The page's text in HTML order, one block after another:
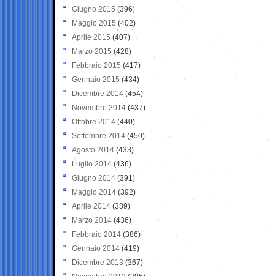
Giugno 2015 (396)
Maggio 2015 (402)
Aprile 2015 (407)
Marzo 2015 (428)
Febbraio 2015 (417)
Gennaio 2015 (434)
Dicembre 2014 (454)
Novembre 2014 (437)
Ottobre 2014 (440)
Settembre 2014 (450)
Agosto 2014 (433)
Luglio 2014 (436)
Giugno 2014 (391)
Maggio 2014 (392)
Aprile 2014 (389)
Marzo 2014 (436)
Febbraio 2014 (386)
Gennaio 2014 (419)
Dicembre 2013 (367)